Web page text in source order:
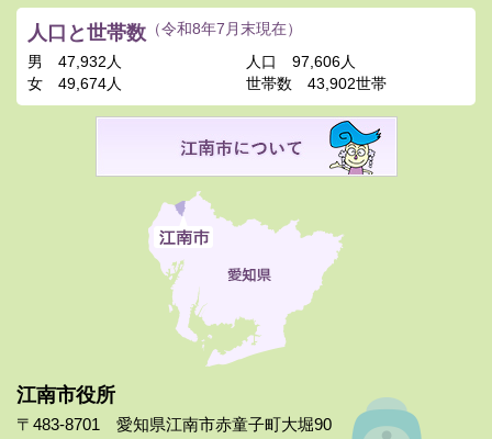
江南市役所
〒483-8701 愛知県江南市赤童子町大堀90
人口と世帯数 （令和8年7月末現在）
男
47,932人
女
49,674人
人口
97,606人
世帯数
43,902世帯